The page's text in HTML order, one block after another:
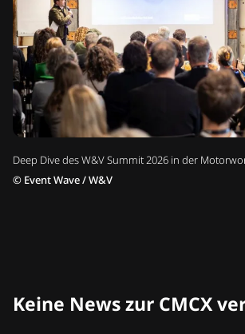
Deep Dive des W&V Summit 2026 in der
© Event Wave / W&V
Keine News zur CMCX